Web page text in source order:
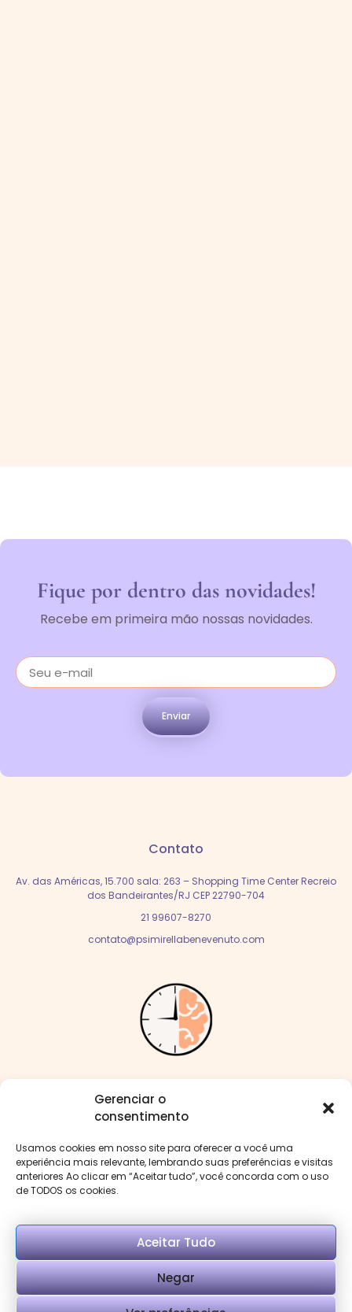
Gerenciar o
consentimento
Usamos cookies em nosso site para oferecer a você uma
experiência mais relevante, lembrando suas preferências e visitas
anteriores Ao clicar em “Aceitar tudo”, você concorda com o uso
de TODOS os cookies.
Aceitar Tudo
Negar
Fique por dentro das novidades!
Recebe em primeira mão nossas novidades.
Enviar
Contato
Av. das Américas, 15.700 sala: 263 – Shopping Time Center Recreio
dos Bandeirantes/RJ CEP 22790-704
21 99607-8270
contato@psimirellabenevenuto.com
Me siga nas redes:
Menu
Copyright © Psi Mirella Benevenuto. Desenvolvido